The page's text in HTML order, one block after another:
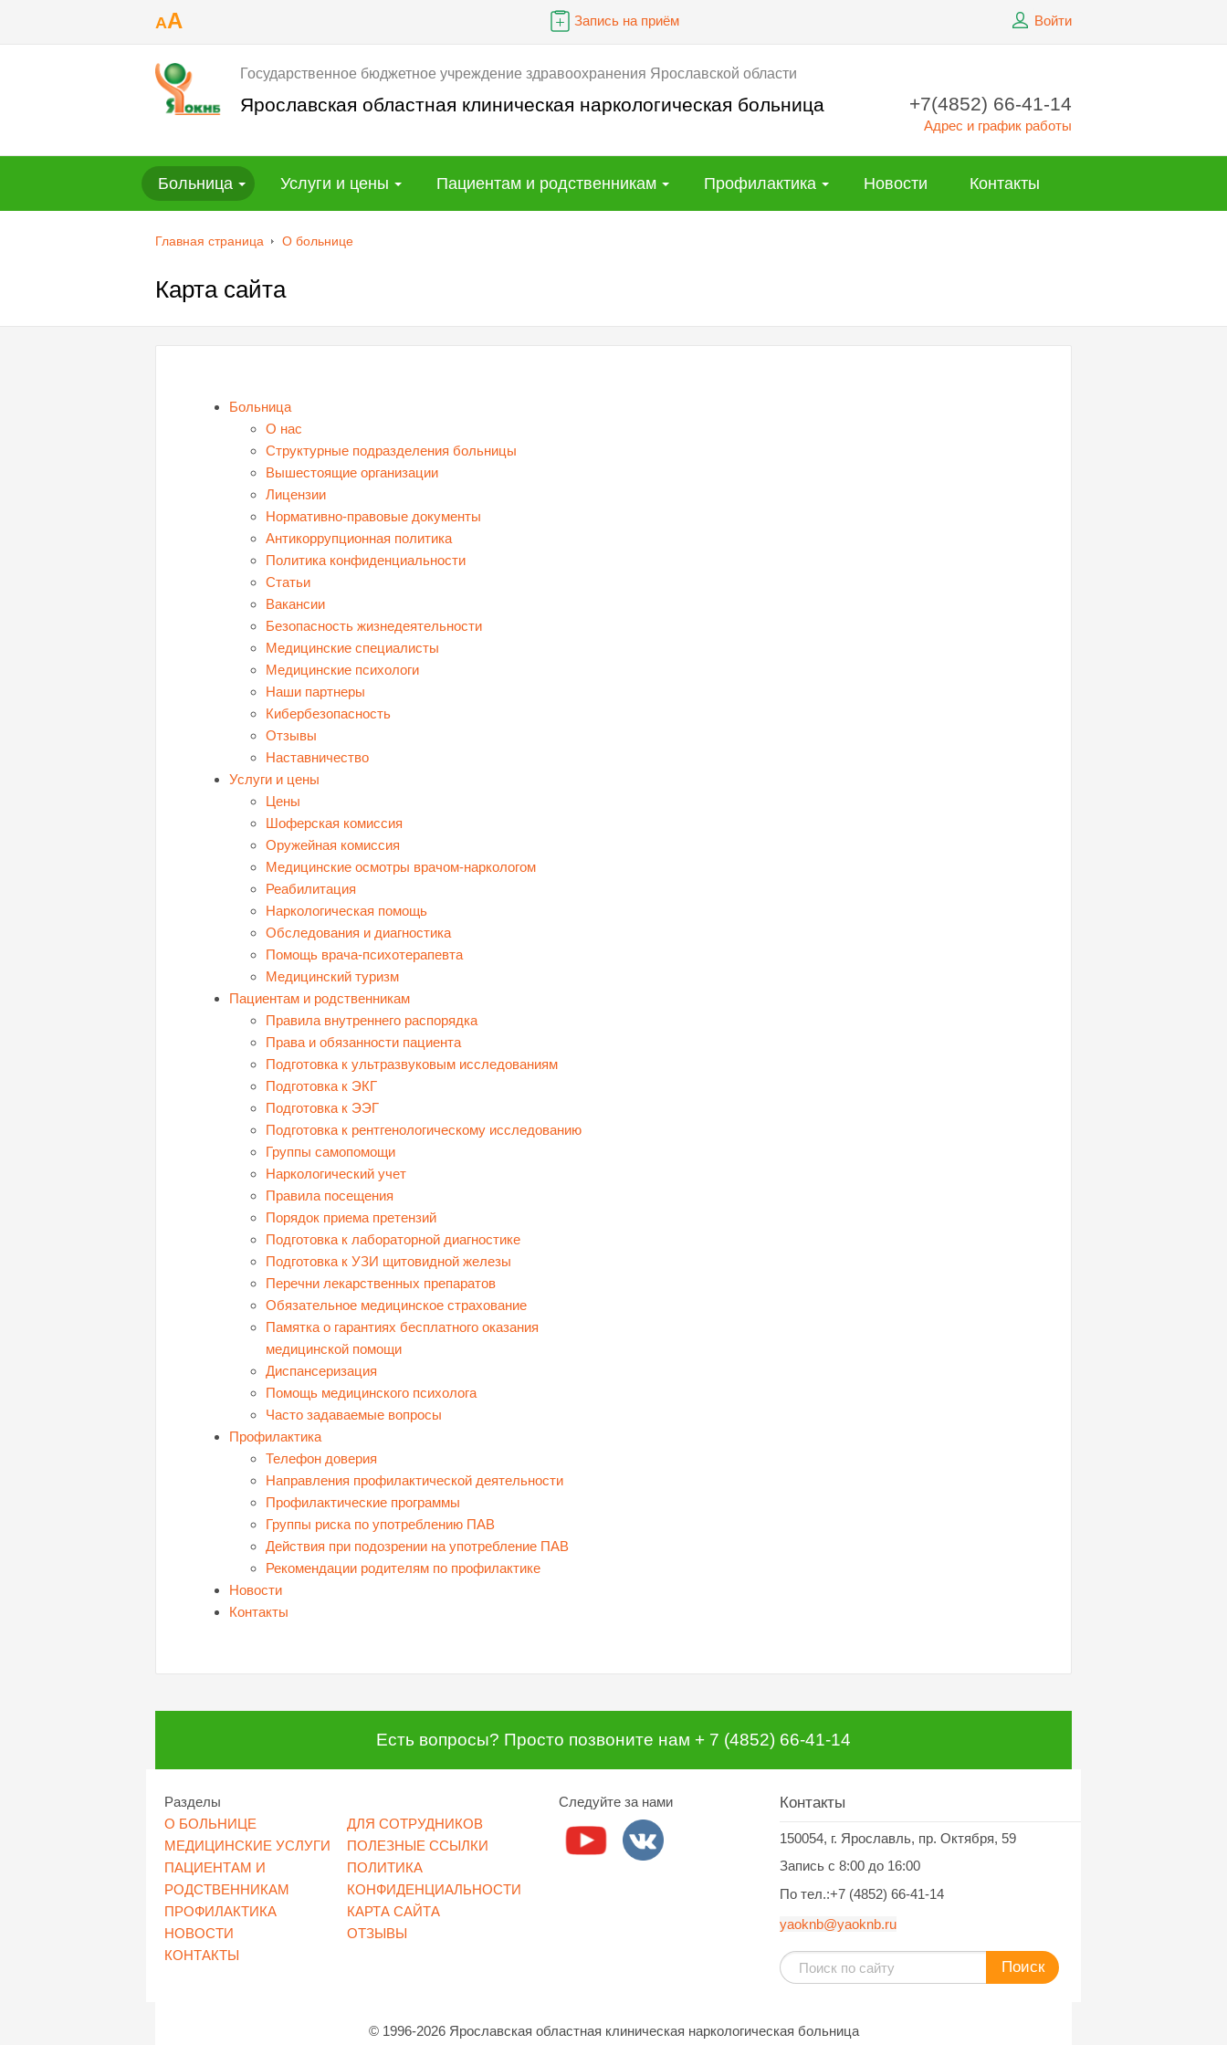
AA Запись на приём Войти
Государственное бюджетное учреждение здравоохранения Ярославской области
Ярославская областная клиническая наркологическая больница +7(4852) 66-41-14
Адрес и график работы
Больница Услуги и цены Пациентам и родственникам Профилактика Новости Контакты
Главная страница О больнице
Карта сайта
Больница
О нас
Структурные подразделения больницы
Вышестоящие организации
Лицензии
Нормативно-правовые документы
Антикоррупционная политика
Политика конфиденциальности
Статьи
Вакансии
Безопасность жизнедеятельности
Медицинские специалисты
Медицинские психологи
Наши партнеры
Кибербезопасность
Отзывы
Наставничество
Услуги и цены
Цены
Шоферская комиссия
Оружейная комиссия
Медицинские осмотры врачом-наркологом
Реабилитация
Наркологическая помощь
Обследования и диагностика
Помощь врача-психотерапевта
Медицинский туризм
Пациентам и родственникам
Правила внутреннего распорядка
Права и обязанности пациента
Подготовка к ультразвуковым исследованиям
Подготовка к ЭКГ
Подготовка к ЭЭГ
Подготовка к рентгенологическому исследованию
Группы самопомощи
Наркологический учет
Правила посещения
Порядок приема претензий
Подготовка к лабораторной диагностике
Подготовка к УЗИ щитовидной железы
Перечни лекарственных препаратов
Обязательное медицинское страхование
Памятка о гарантиях бесплатного оказания
медицинской помощи
Диспансеризация
Помощь медицинского психолога
Часто задаваемые вопросы
Профилактика
Телефон доверия
Направления профилактической деятельности
Профилактические программы
Группы риска по употреблению ПАВ
Действия при подозрении на употребление ПАВ
Рекомендации родителям по профилактике
Новости
Контакты
Есть вопросы? Просто позвоните нам + 7 (4852) 66-41-14
Разделы
О БОЛЬНИЦЕ
МЕДИЦИНСКИЕ УСЛУГИ
ПАЦИЕНТАМ И
РОДСТВЕННИКАМ
ПРОФИЛАКТИКА
НОВОСТИ
КОНТАКТЫ
ДЛЯ СОТРУДНИКОВ
ПОЛЕЗНЫЕ ССЫЛКИ
ПОЛИТИКА
КОНФИДЕНЦИАЛЬНОСТИ
КАРТА САЙТА
ОТЗЫВЫ
Следуйте за нами Контакты
150054, г. Ярославль, пр. Октября, 59
Запись c 8:00 до 16:00
По тел.:+7 (4852) 66-41-14
yaoknb@yaoknb.ru
Поиск
© 1996-2026 Ярославская областная клиническая наркологическая больница